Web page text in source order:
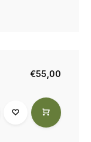
€55,00